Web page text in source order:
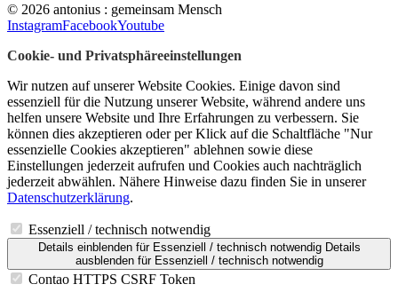
© 2026 antonius : gemeinsam Mensch
InstagramFacebookYoutube
Cookie- und Privatsphäreeinstellungen
Wir nutzen auf unserer Website Cookies. Einige davon sind
essenziell für die Nutzung unserer Website, während andere uns
helfen unsere Website und Ihre Erfahrungen zu verbessern. Sie
können dies akzeptieren oder per Klick auf die Schaltfläche "Nur
essenzielle Cookies akzeptieren" ablehnen sowie diese
Einstellungen jederzeit aufrufen und Cookies auch nachträglich
jederzeit abwählen. Nähere Hinweise dazu finden Sie in unserer
Datenschutzerklärung.
Essenziell / technisch notwendig
Details einblendenfür Essenziell / technisch notwendig Details
ausblendenfür Essenziell / technisch notwendig
Contao HTTPS CSRF Token